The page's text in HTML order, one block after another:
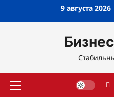
9 августа 2026
Основное